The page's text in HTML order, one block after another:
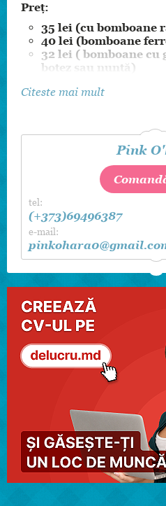
Preț:
35 lei (cu bomboane
40 lei (bomboane
32 lei ( bomboane
botez sau nuntă)
Citeste mai mult
Pink
tel:
(+373)69496387
e-mail: